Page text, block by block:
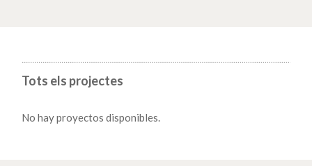
Tots els projectes
No hay proyectos disponibles.